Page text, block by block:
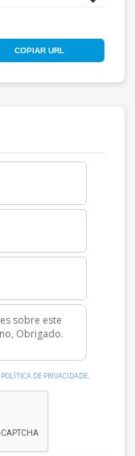
COPIAR URL
POLÍTICA DE PRIVACIDADE.